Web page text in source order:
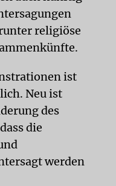
religiöse
ist
Neu ist
des
die
werden